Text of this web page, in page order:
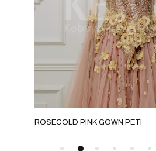
ROSEGOLD PINK GOWN PETI